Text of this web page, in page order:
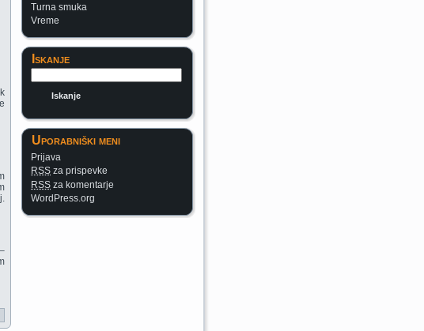
Turna smuka
Vreme
Iskanje
Uporabniški meni
Prijava
RSS za prispevke
RSS za komentarje
WordPress.org